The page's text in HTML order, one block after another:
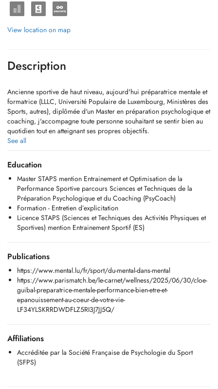
View location on map
Description
Ancienne sportive de haut niveau, aujourd'hui préparatrice mentale et
formatrice (LLLC, Université Populaire de Luxembourg, Ministères des
Sports, autres), diplômée d'un Master en préparation psychologique et
coaching, j'accompagne toute personne souhaitant se sentir bien au
quotidien tout en atteignant ses propres objectifs.
Accréditée par la Société Française de Psychologie du Sport,
j'interviens auprès de personnes engagées dans leur quotidien, leur
parcours professionnel, scolaire ou sportif. Mon objectif est de
fournir des outils concrets et personnalisés permettant d'optimiser les
performances tout en préservant l'indépendance, le bien-être et
l'équilibre personnel.
Lors de nos séances, nous pourrons aborder de nombreuses
thématiques telles que la gestion du stress et des émotions,
communication au sein dune équipe.
Pour ce faire, nous utiliserons une variété d'outils adaptés et
personnalisés tels que la relaxation, la méditation en pleine
conscience, la fixation dobjectifs, la gestion du discours interne,
l'imagerie mentale/visualisation, les routines de pré/post
performance, l'entretien dexplicitation, etc.
Je me tiens à votre disposition pour toute question par e-mail, message
Lieux des séances :
See all
Education
Master STAPS mention Entrainement et Optimisation de la
Performance Sportive parcours Sciences et Techniques de la
Préparation Psychologique et du Coaching (PsyCoach)
Formation - Entretien d’explicitation
Licence STAPS (Sciences et Techniques des Activités Physiques et
Sportives) mention Entrainement Sportif (ES)
Publications
https://www.mental.lu/fr/sport/du-mental-dans-mental
https://www.parismatch.be/le-carnet/wellness/2025/06/30/cloe-
guibal-preparatrice-mentale-performance-bien-etre-et-
epanouissement-au-coeur-de-votre-vie-
LF34YLSKRRDWDFLZ5RI3J7JJ5Q/
Affiliations
Accréditée par la Société Française de Psychologie du Sport
(SFPS)